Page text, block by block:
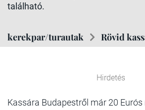
található.
kerekpar/turautak Rövid
Hirdetés
Kassára Budapestről már 20 Eurós